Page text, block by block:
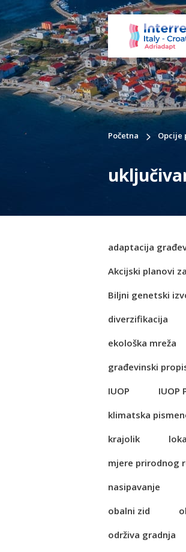
Početna Opcije
adaptacija
Akcijski planovi
Biljni genetski
diverzifikacija
ekološka mreža
građevinski
IUOP
IUOP
klimatska
krajolik
mjere prirodnog
nasipavanje
obalni zid
održiva gradnja